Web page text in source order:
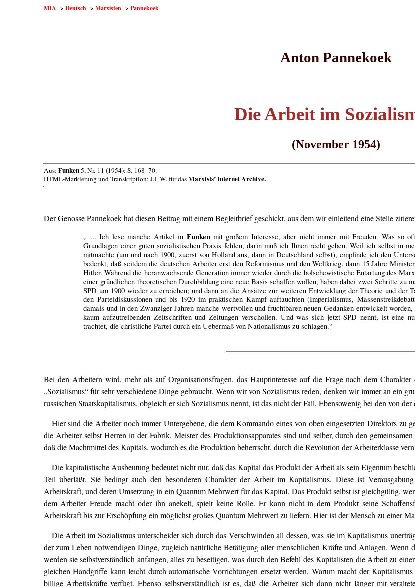
MIA > Deutsch> Marxisten> Pannekoek
Anton Pannekoek
Die Arbeit im
(November 1954)
Aus: Funken5, Nr. 11 (1954): S. 168–70.
HTML-Markierung und Transkription: J.L.W. für dasMarxists’ Internet Archive.
Der Genosse Pannekoek hat diesen Beitrag mit einem Begleitbrief geschickt, aus dem wir einleitend eine Stelle
„ ... Ich lese manche Artikel in Funkenmit großem Interesse, aber nicht immer mit Freuden. Was so
Grundlagen einer guten sozialistischen Praxis fehlen, darin muß ich Ihnen recht geben. Weil ich selbst in
mitmachte (um und nach 1900, zuerst von Holland aus, dann in Deutschland selbst), empfinde ich den
bedenkt, daß seitdem die deutschen Arbeiter erst den Reformismus und den Weltkrieg, dann 15 Jahre
Hitler. Während die heranwachsende Generation immer wieder durch die bolschewistische Entartung des
einer gründlichen theoretischen Durchbildung eine neue Basis schaffen wollen, haben dabei zwei Schritte zu
SPD um 1900 wieder zu erreichen; und dann an die Ansätze zur weiteren Entwicklung der Theorie und der
den Parteidiskussionen und bis 1920 im praktischen Kampf auftauchten (Imperialismus,
damals und in den Zwanziger Jahren manche wertvollen und fruchtbaren neuen Gedanken entwickelt
kaum aufzutreibenden Zeitschriften und Zeitungen verschollen. Und was sich jetzt SPD nennt, ist eine
trachtet, die christliche Partei durch ein Uebermaß von Nationalismus zu schlagen.“
Bei den Arbeitern wird, mehr als auf Organisationsfragen, das Hauptinteresse auf die Frage nach dem
„Sozialismus“ für sehr verschiedene Dinge gebraucht. Wenn wir von Sozialismus reden, denken wir immer an ein
russischen Staatskapitalismus, obgleich er sich Sozialismus nennt, ist das nicht der Fall. Ebensowenig bei den von
Hier sind die Arbeiter noch immer Untergebene, die dem Kommando eines von oben eingesetzten Direktors zu
die Arbeiter selbst Herren in der Fabrik, Meister des Produktionsapparates sind und selber, durch den
daß die Machtmittel des Kapitals, wodurch es die Produktion beherrscht, durch die Revolution der Arbeiterklasse
Die kapitalistische Ausbeutung bedeutet nicht nur, daß das Kapital das Produkt der Arbeit als sein Eigentum
Teil überläßt. Sie bedingt auch den besonderen Charakter der Arbeit im Kapitalismus. Diese ist
Arbeitskraft, und deren Umsetzung in ein Quantum Mehrwert für das Kapital. Das Produkt selbst ist gleichgültig,
dem Arbeiter Freude macht oder ihn anekelt, spielt keine Rolle. Er kann nicht in dem Produkt seine
Arbeitskraft bis zur Erschöpfung ein möglichst großes Quantum Mehrwert zu liefern. Hier ist der Mensch zu einer
Die Arbeit im Sozialismus unterscheidet sich durch das Verschwinden all dessen, was sie im Kapitalismus
der zum Leben notwendigen Dinge, zugleich natürliche Betätigung aller menschlichen Kräfte und Anlagen.
werden sie selbstverständlich anfangen, alles zu beseitigen, was durch den Befehl des Kapitalisten die Arbeit zu
gleichen Handgriffe kann leicht durch automatische Vorrichtungen ersetzt werden. Warum macht der
billige Arbeitskräfte verfügt. Ebenso selbstverständlich ist es, daß die Arbeiter sich dann nicht länger mit